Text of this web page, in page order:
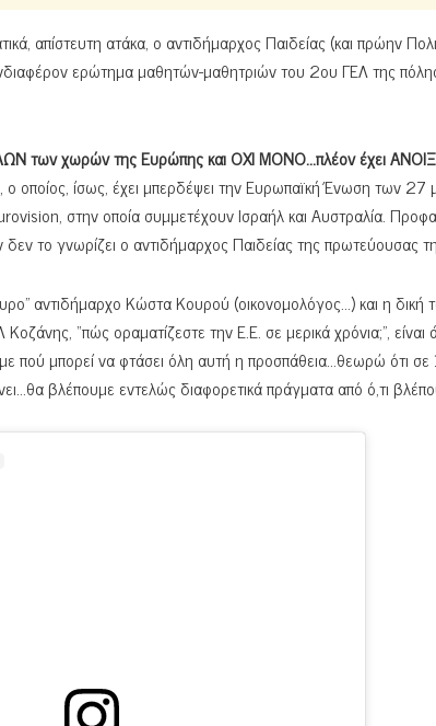
απίστευτη ατάκα, ο αντιδήμαρχος Παιδείας (και πρώην
ερώτημα μαθητών-μαθητριών του 2ου ΓΕΛ της πόλης,
των χωρών της Ευρώπης και ΟΧΙ ΜΟΝΟ…πλέον έχει
ο οποίος, ίσως, έχει μπερδέψει την Ευρωπαϊκή Ένωση των
στην οποία συμμετέχουν Ισραήλ και Αυστραλία.
το γνωρίζει ο αντιδήμαρχος Παιδείας της πρωτεύουσας
αντιδήμαρχο Κώστα Κουρού (οικονομολόγος…) και η
“πώς οραματίζεστε την Ε.Ε. σε μερικά χρόνια;”,
πού μπορεί να φτάσει όλη αυτή η προσπάθεια…θεωρώ ότι
βλέπουμε εντελώς διαφορετικά πράγματα από ό,τι